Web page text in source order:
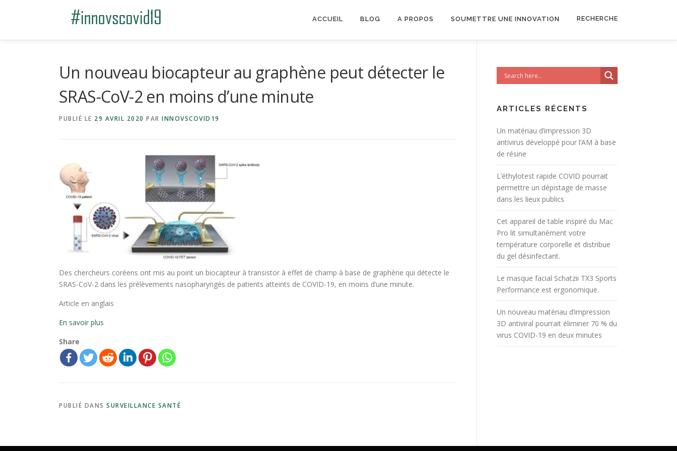
ACCUEIL BLOG A PROPOS SOUMETTRE UNE INNOVATION RECHERCHE
Un nouveau biocapteur au graphène peut détecter le
SRAS-CoV-2 en moins d’une minute
PUBLIÉ LE 29 AVRIL 2020 PAR INNOVSCOVID19
Des chercheurs coréens ont mis au point un biocapteur à transistor à effet de champ à base de graphène qui détecte le
SRAS-CoV-2 dans les prélèvements nasopharyngés de patients atteints de COVID-19, en moins d’une minute.
Article en anglais
En savoir plus
Share
PUBLIÉ DANS SURVEILLANCE SANTÉ
ARTICLES RÉCENTS
Un matériau d’impression 3D
antivirus développé pour l’AM à base
de résine
L’éthylotest rapide COVID pourrait
permettre un dépistage de masse
dans les lieux publics
Cet appareil de table inspiré du Mac
Pro lit simultanément votre
température corporelle et distribue
du gel désinfectant.
Le masque facial Schatzii TX3 Sports
Performance est ergonomique.
Un nouveau matériau d’impression
3D antiviral pourrait éliminer 70 % du
virus COVID-19 en deux minutes